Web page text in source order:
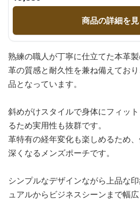
商品の詳細を
熟練の職人が丁寧に仕立てた本革製
革の質感と耐久性を兼ね備えてお
品となっています。
斜めがけスタイルで身体にフィッ
るため実用性も抜群です。
革特有の経年変化も楽しめるため
深くなるメンズポーチです。
シンプルなデザインながら上品な
ュアルからビジネスシーンまで幅広